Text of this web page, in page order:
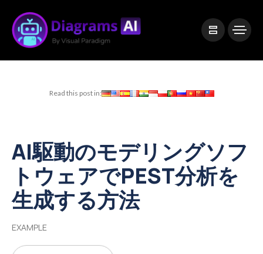
Read this post in:
AI駆動のモデリングソフ
トウェアでPEST分析を
生成する方法
EXAMPLE